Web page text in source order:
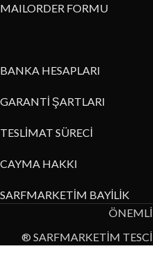
MAILORDER FORMU
BANKA HESAPLARI
GARANTİ ŞARTLARI
TESLİMAT SÜRECİ
CAYMA HAKKI
SARFMARKETİM BAYİLİK
® SARFMARKETİM